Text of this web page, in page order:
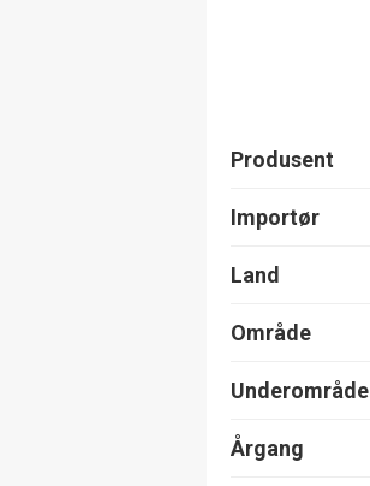
Produsent
Importør
Land
Område
Underområde
Årgang